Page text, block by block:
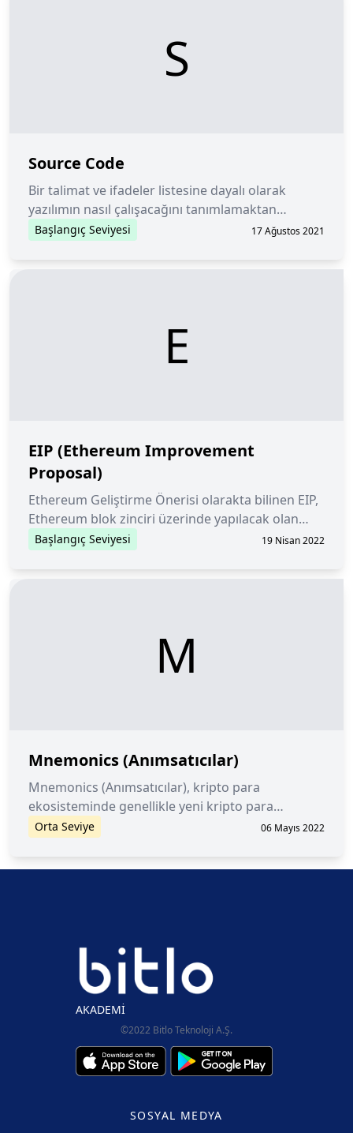
S
Source Code
Bir talimat ve ifadeler listesine dayalı olarak
yazılımın nasıl çalışacağını tanımlamaktan
sorumlu olan bilgisayar kodu.
Başlangıç Seviyesi 17 Ağustos 2021
E
EIP (Ethereum Improvement
Proposal)
Ethereum Geliştirme Önerisi olarakta bilinen EIP,
Ethereum blok zinciri üzerinde yapılacak olan
geliştirmeler için yapılan önermelere verilen
Başlangıç Seviyesi 19 Nisan 2022
M
Mnemonics (Anımsatıcılar)
Mnemonics (Anımsatıcılar), kripto para
ekosisteminde genellikle yeni kripto para
cüzdanlarının 12 kelime veya daha fazlasından
Orta Seviye 06 Mayıs 2022
AKADEMİ
©2022 Bitlo Teknoloji A.Ş.
SOSYAL MEDYA